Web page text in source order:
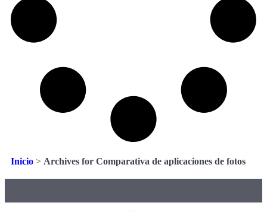
Inicio > Archives for Comparativa de aplicaciones de fotos